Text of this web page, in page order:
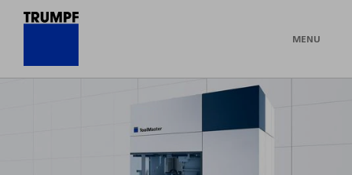
MENU